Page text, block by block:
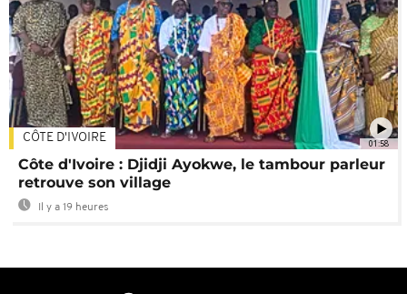
01:58
CÔTE D'IVOIRE
Côte d'Ivoire : Djidji Ayokwe, le tambour parleur
retrouve son village
Il y a 19 heures